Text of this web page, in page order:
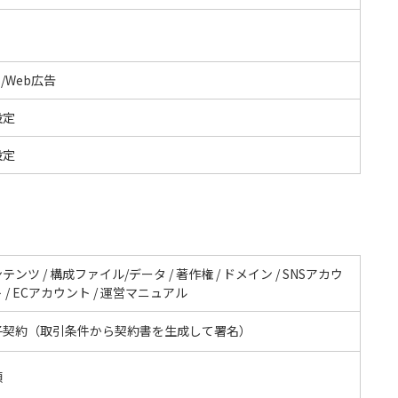
Web広告
ンツ / 構成ファイル/データ / 著作権 / ドメイン / SNSアカウ
/ ECアカウント / 運営マニュアル
約（取引条件から契約書を生成して署名）